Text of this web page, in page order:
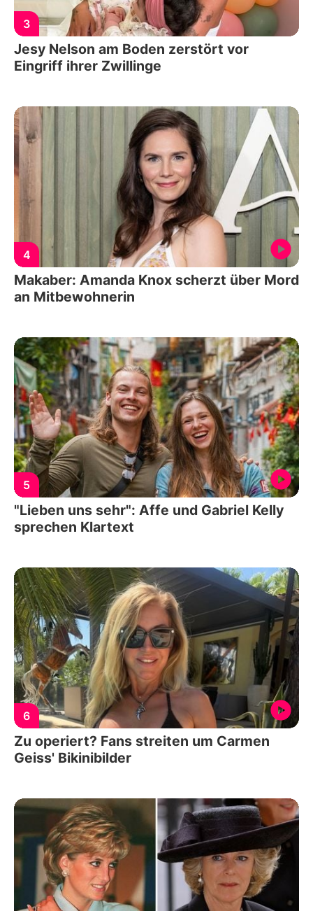
3
Jesy Nelson am Boden zerstört vor
Eingriff ihrer Zwillinge
4
Makaber: Amanda Knox scherzt über Mord
an Mitbewohnerin
5
"Lieben uns sehr": Affe und Gabriel Kelly
sprechen Klartext
6
Zu operiert? Fans streiten um Carmen
Geiss' Bikinibilder